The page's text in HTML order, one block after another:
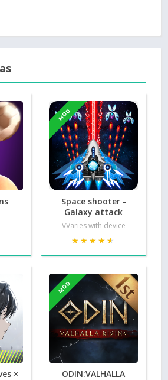
MOD
Space shooter -
Galaxy attack
VVaries with device
★★★★★
★★★★★
×
MOD
ODIN:VALHALLA